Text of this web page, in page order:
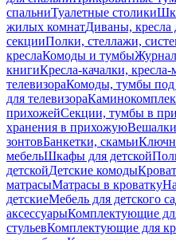
спальниТуалетные столики
жилых комнатДиваны, кресла
секцииПолки, стеллажи,
креслаКомоды и тумбы
книгиКресла-качалки, кресла-
телевизораКомоды, тумбы под
для телевизора
прихожейСекции, тумбы в
хранения в прихожую
зонтовБанкетки, скамьи
мебельШкафы для детской
детскойДетские комоды
матрасыМатрасы в кроватку
детскиеМебель для детского
аксессуарыКомплектующие
стульевКомплектующие для